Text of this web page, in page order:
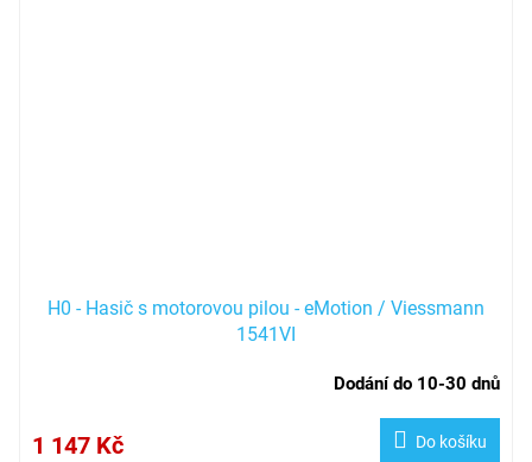
H0 - Hasič s motorovou pilou - eMotion / Viessmann
1541VI
Dodání do 10-30 dnů
1 147 Kč Do košíku